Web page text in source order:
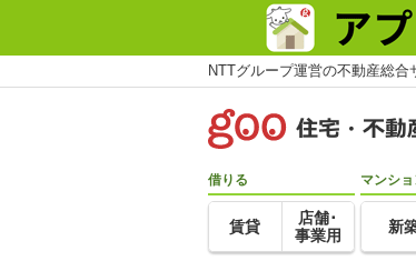
NTTグループ運営の不動産総合
借りる
賃貸
店舗･
事業用
マンシ
新